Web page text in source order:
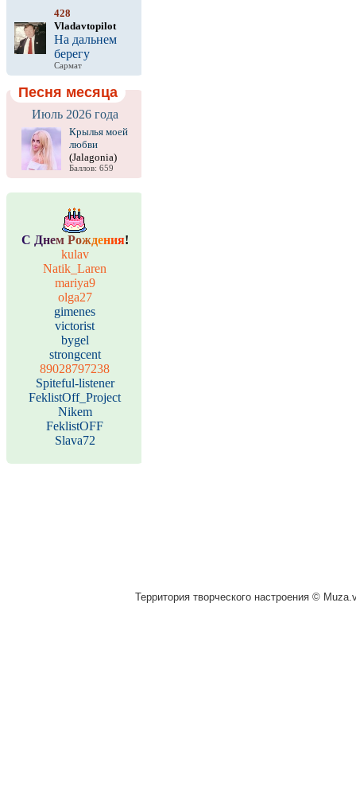
428
Vladavtopilot
На дальнем
берегу
Сармат
Песня месяца
Июль 2026 года
Крылья моей
любви
(Jalagonia)
Баллов: 659
С Днем Рождения!
kulav
Natik_Laren
mariya9
olga27
gimenes
victorist
bygel
strongcent
89028797238
Spiteful-listener
FeklistOff_Project
Nikem
FeklistOFF
Slava72
Территория творческого настроения ©